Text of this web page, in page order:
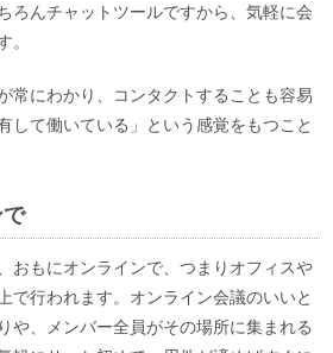
ろんチャットツールですから、気軽に会
。
常にわかり、コンタクトすることも容易
して働いている」という感覚をもつこと
おもにオンラインで、つまりオフィスや
で行われます。オンライン会議のいいと
や、メンバー全員がその場所に集まれる